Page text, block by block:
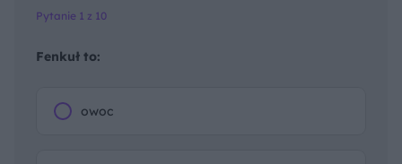
Pytanie 1 z 10
Fenkuł to:
owoc